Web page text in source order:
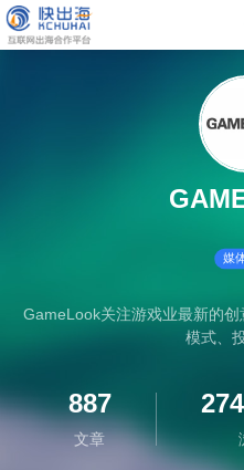
媒
GameLook关注游戏业最新的
模式、
887
文章